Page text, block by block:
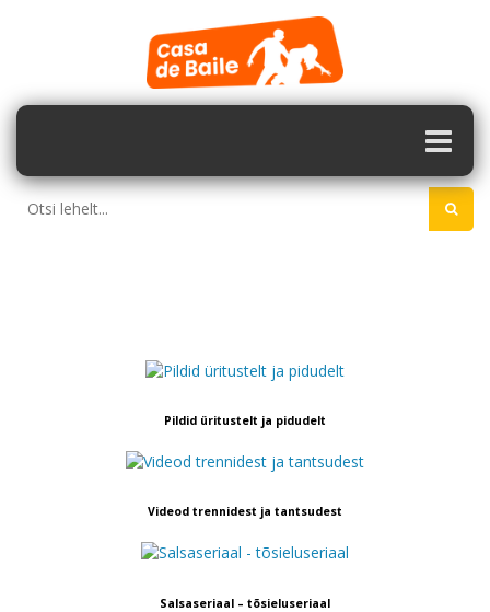
Pildid üritustelt ja pidudelt
Videod trennidest ja tantsudest
Salsaseriaal – tõsieluseriaal